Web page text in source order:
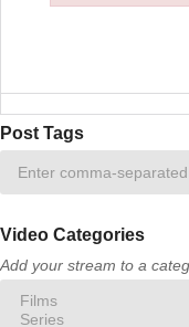
Post Tags
Video Categories
Add your stream to a
Failed to initialize